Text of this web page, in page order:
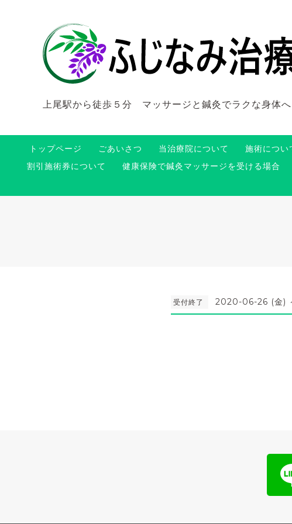
上尾駅から徒歩５分 マッサージと鍼灸でラクな身体へ
トップページ ごあいさつ 当治療院について 施術につい
割引施術券について
健康保険で鍼灸マッサージを受ける場合
受付終了 2020-06-26 (金)